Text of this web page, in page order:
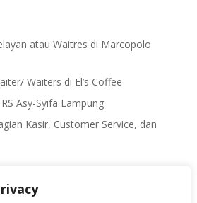
atau Waitres di Marcopolo
Waiters di El’s Coffee
Asy-Syifa Lampung
Kasir, Customer Service, dan